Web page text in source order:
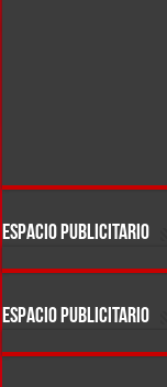
ESPACIO PUBLICITARIO
ESPACIO PUBLICITARIO